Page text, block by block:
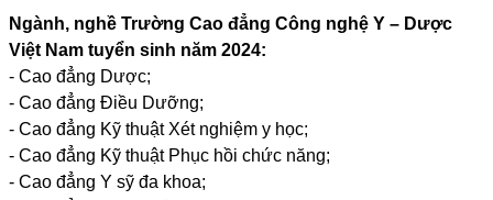
Ngành, nghề Trường Cao đẳng Công nghệ Y – Dược
Việt Nam tuyển sinh năm 2024:
- Cao đẳng Dược;
- Cao đẳng Điều Dưỡng;
- Cao đẳng Kỹ thuật Xét nghiệm y học;
- Cao đẳng Kỹ thuật Phục hồi chức năng;
- Cao đẳng Y sỹ đa khoa;